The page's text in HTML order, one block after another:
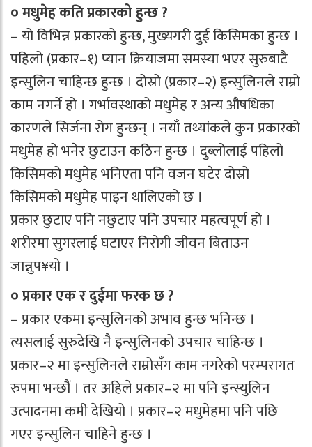
० मधुमेह कति प्रकारको हुन्छ ?
– यो विभिन्न प्रकारको हुन्छ, मुख्यगरी दुई किसिमका हुन्छ ।
पहिलो (प्रकार–१) प्यान क्रियाजमा समस्या भएर सुरुबाटै
इन्सुलिन चाहिन्छ हुन्छ । दोस्रो (प्रकार–२) इन्सुलिनले राम्रो
काम नगर्ने हो । गर्भावस्थाको मधुमेह र अन्य औषधिका
कारणले सिर्जना रोग हुन्छन् । नयाँ तथ्यांकले कुन प्रकारको
मधुमेह हो भनेर छुटाउन कठिन हुन्छ । दुब्लोलाई पहिलो
किसिमको मधुमेह भनिएता पनि वजन घटेर दोस्रो
किसिमको मधुमेह पाइन थालिएको छ ।
प्रकार छुटाए पनि नछुटाए पनि उपचार महत्वपूर्ण हो ।
शरीरमा सुगरलाई घटाएर निरोगी जीवन बिताउन
जान्नुप¥यो ।
० प्रकार एक र दुईमा फरक छ ?
– प्रकार एकमा इन्सुलिनको अभाव हुन्छ भनिन्छ ।
त्यसलाई सुरुदेखि नै इन्सुलिनको उपचार चाहिन्छ ।
प्रकार–२ मा इन्सुलिनले राम्रोसँग काम नगरेको परम्परागत
रुपमा भन्छौं । तर अहिले प्रकार–२ मा पनि इन्स्युलिन
उत्पादनमा कमी देखियो । प्रकार–२ मधुमेहमा पनि पछि
गएर इन्सुलिन चाहिने हुन्छ ।